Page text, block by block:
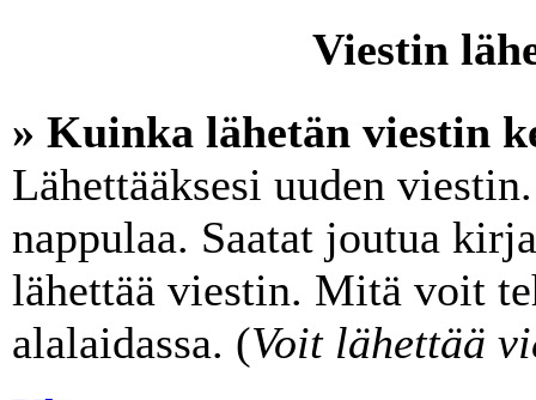
Viestin
» Kuinka lähetän viestin
Lähettääksesi uuden
nappulaa. Saatat joutua
lähettää viestin. Mitä voit
alalaidassa. (Voit lähettää